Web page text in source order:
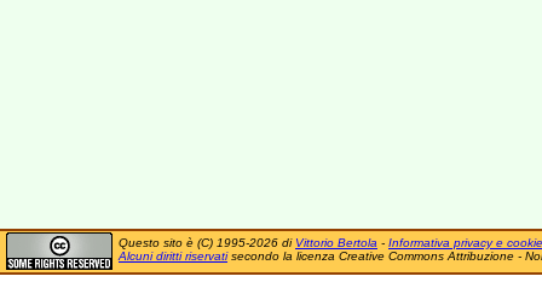
Questo sito è (C) 1995-2026 di Vittorio Bertola - Informativa privacy e cookie
Alcuni diritti riservatisecondo la licenza Creative Commons Attribuzione -